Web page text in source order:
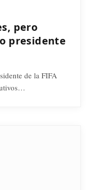
pero
presidente
de la FIFA